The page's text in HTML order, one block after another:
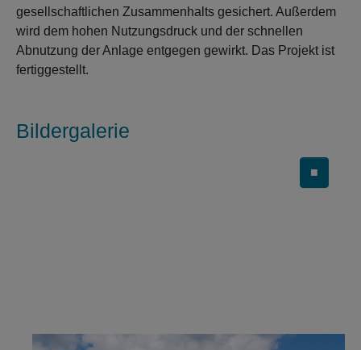
gesellschaftlichen Zusammenhalts gesichert. Außerdem
wird dem hohen Nutzungsdruck und der schnellen
Abnutzung der Anlage entgegen gewirkt. Das Projekt ist
fertiggestellt.
Bildergalerie
■